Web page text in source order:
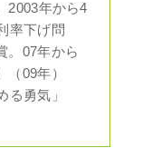
2003年から4
率下げ問
。07年から
09年）
る勇気」